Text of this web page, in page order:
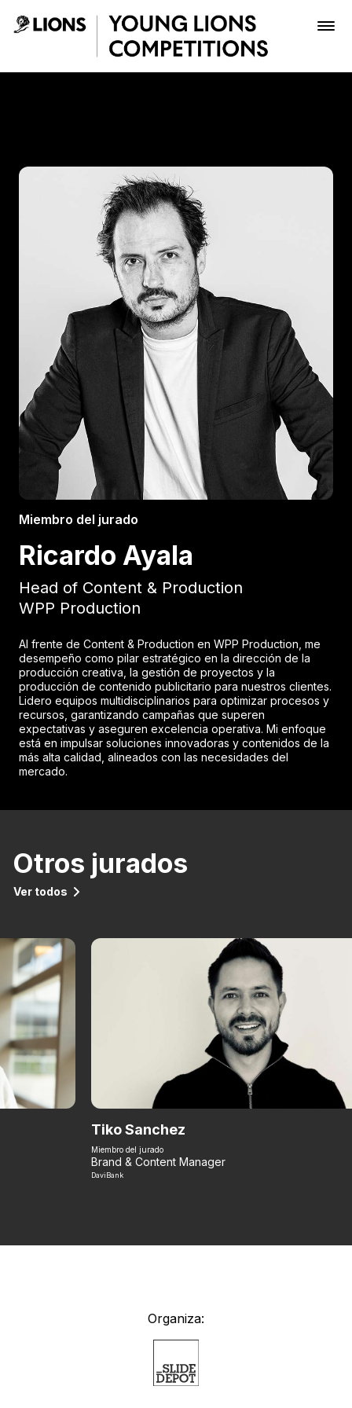
Saltar al contenido principal
Inscribir
Boletería
Miembro del jurado
Ricardo Ayala
Head of Content & Production
WPP Production
Al frente de Content & Production en WPP Production, me
desempeño como pilar estratégico en la dirección de la
producción creativa, la gestión de proyectos y la
producción de contenido publicitario para nuestros clientes.
Lidero equipos multidisciplinarios para optimizar procesos y
recursos, garantizando campañas que superen
expectativas y aseguren excelencia operativa. Mi enfoque
está en impulsar soluciones innovadoras y contenidos de la
más alta calidad, alineados con las necesidades del
mercado.
Otros jurados
Ver todos
Tiko Sanchez
Miembro del jurado
Brand & Content Manager
DaviBank
Organiza: